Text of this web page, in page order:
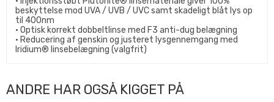
beskyttelse mod UVA / UVB / UVC samt skadeligt blåt lys op
til 400nm
• Optisk korrekt dobbeltlinse med F3 anti-dug belægning
• Reducering af genskin og justeret lysgennemgang med
Iridium® linsebelægning (valgfrit)
ANDRE HAR OGSÅ KIGGET PÅ